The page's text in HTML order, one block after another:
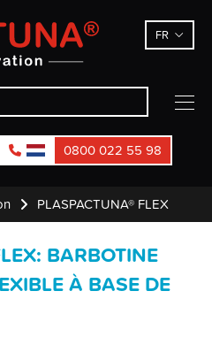
FR
0800 022 55 98
PLASPACTUNA® FLEX
BARBOTINE
À BASE DE